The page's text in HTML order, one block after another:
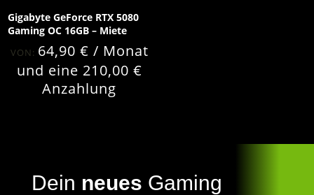
Gigabyte GeForce RTX 5080
Gaming OC 16GB – Miete
VON: 64,90 € / Monat
und eine 210,00 €
Anzahlung
Dein neues Gaming